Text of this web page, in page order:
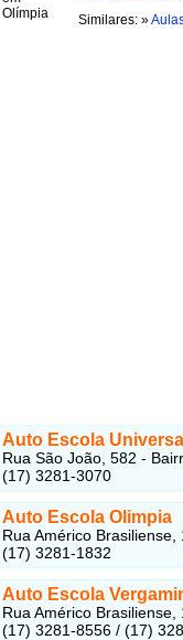
Similares: »
Auto Escola Universal
Rua São João, 582 -
(17) 3281-3070
Auto Escola Olimpia
Rua Américo
(17) 3281-1832
Auto Escola
Rua Américo
(17) 3281-8556 / (17)